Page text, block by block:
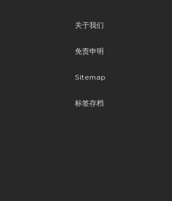
关于我们
免责申明
Sitemap
标签存档